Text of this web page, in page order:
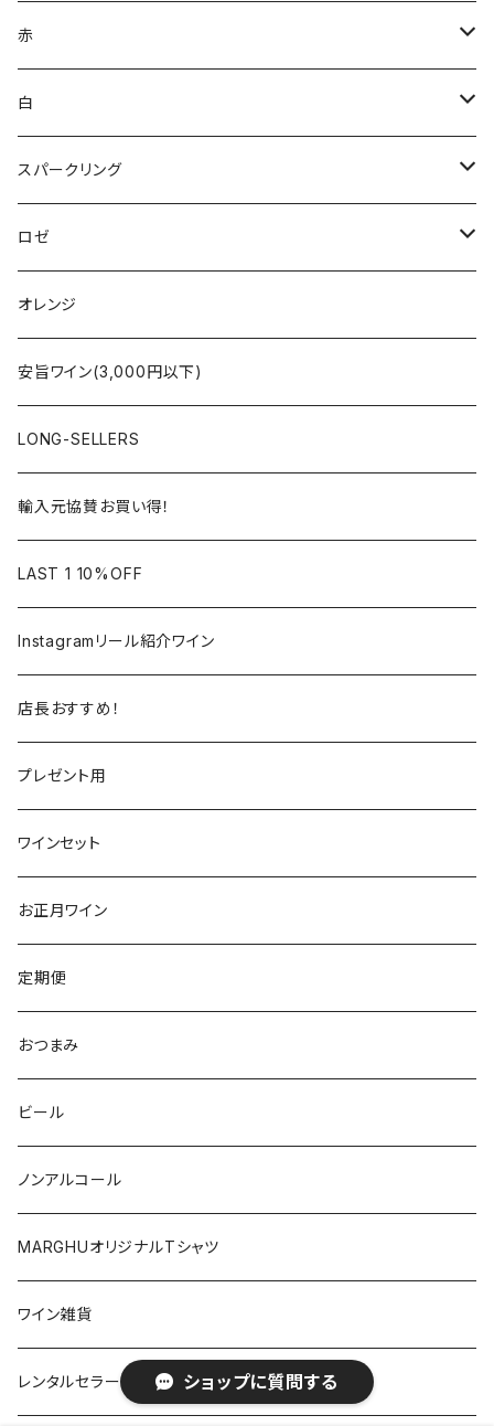
ショップに質問する
赤
ブルゴーニュ
ボルドー
シャンパーニュ
コート・デュ・ローヌ
ラングドック・ルーション
アルザス
ロワール
フランス
ラングドック
イタリア
トスカーナ
ヴェネト
スペイン
リオハ
トロ
アメリカ
カリフォルニア
オレゴン
ニュージーランド
オーストラリア
チリ
ドイツ
アルゼンチン
日本
オーストリア
南アフリカ
ポルトガル
白
アルザス
ブルゴーニュ
ボルドー
ロワール
ローヌ
ラングドック
フランス
イタリア
トスカーナ
ピエモンテ
シチリア
スペイン
カリニェナ
ドイツ
ニュージーランド
アメリカ
カリフォルニア
オレゴン
南アフリカ
オーストリア
チリ
オーストラリア
日本
ポルトガル
スパークリング
シャンパーニュ
アルザス
フランス
日本
イタリア
南アフリカ
ニュージーランド
イギリス
ドイツ
アメリカ
オーストラリア
ロゼ
シャンパーニュ
アルザス
ドイツ
オーストラリア
カリフォルニア
日本
オレンジ
安旨ワイン(3,000円以下)
LONG-SELLERS
輸入元協賛お買い得！
LAST 1 10%OFF
Instagramリール紹介ワイン
店長おすすめ！
プレゼント用
ワインセット
お正月ワイン
定期便
おつまみ
ビール
ノンアルコール
MARGHUオリジナルTシャツ
ワイン雑貨
レンタルセラー